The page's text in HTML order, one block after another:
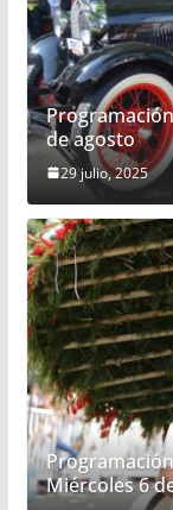
de agosto
29 julio, 2025
Miércoles 6